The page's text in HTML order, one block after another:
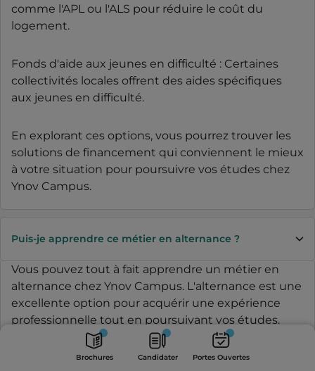
Brochures Candidater Portes
Ouvertes
Brochures Candidater Portes Ouvertes
comme l'APL ou l'ALS pour réduire le coût du
logement.
Fonds d'aide aux jeunes en difficulté : Certaines
collectivités locales offrent des aides spécifiques
aux jeunes en difficulté.
En explorant ces options, vous pourrez trouver les
solutions de financement qui conviennent le mieux
à votre situation pour poursuivre vos études chez
Ynov Campus.
Puis-je apprendre ce métier en alternance ?
Vous pouvez tout à fait apprendre un métier en
alternance chez Ynov Campus. L'alternance est une
excellente option pour acquérir une expérience
professionnelle tout en poursuivant vos études.
Nos formations proposent dès le bachelor 2 (selon
les formations et selon les campus) de suivre vos